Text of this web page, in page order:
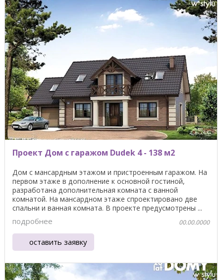
Проект Дом с гаражом Dudek 4 - 138 м2
Дом с мансардным этажом и пристроенным гаражом. На
первом этаже в дополнение к основной гостиной,
разработана дополнительная комната с ванной
комнатой. На мансардном этаже спроектировано две
спальни и ванная комната. В проекте предусмотрены ...
подробнее 00.00.0000
оставить заявку